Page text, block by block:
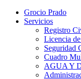
Grocio Prado
Servicios
Registro
Licencia
Seguridad
Cuadro
AGUA Y